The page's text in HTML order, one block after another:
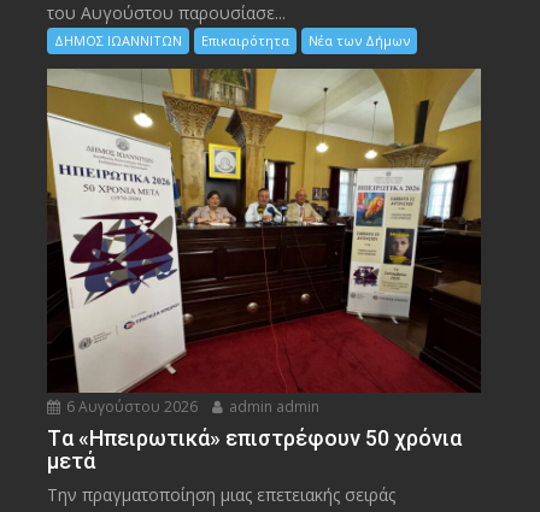
του Αυγούστου παρουσίασε...
ΔΗΜΟΣ ΙΩΑΝΝΙΤΩΝ Επικαιρότητα Νέα των Δήμων
6 Αυγούστου 2026 admin admin
Tα «Ηπειρωτικά» επιστρέφουν 50 χρόνια
μετά
Την πραγματοποίηση μιας επετειακής σειράς